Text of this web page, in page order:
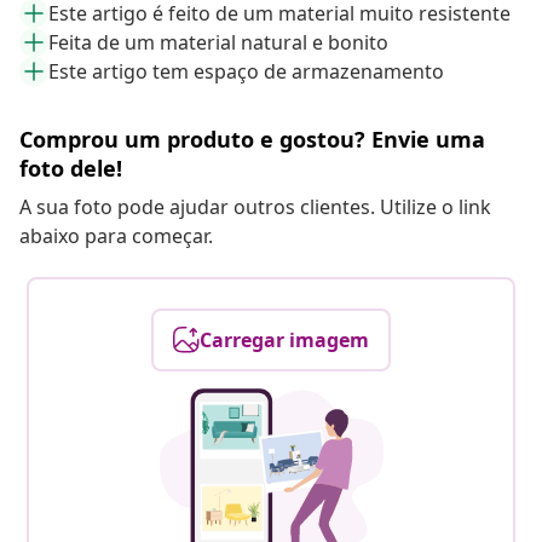
Este artigo é feito de um material muito resistente
Feita de um material natural e bonito
Este artigo tem espaço de armazenamento
Comprou um produto e gostou? Envie uma
foto dele!
A sua foto pode ajudar outros clientes. Utilize o link
abaixo para começar.
Carregar imagem